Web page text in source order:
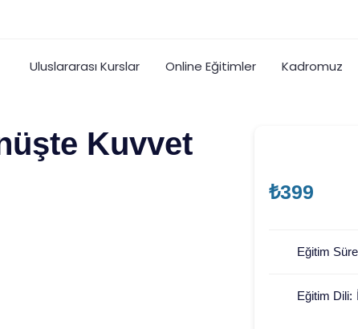
Uluslararası Kurslar Online Eğitimler Kadromuz
Kuvvet
₺399
Eğitim
Eğitim Dili: